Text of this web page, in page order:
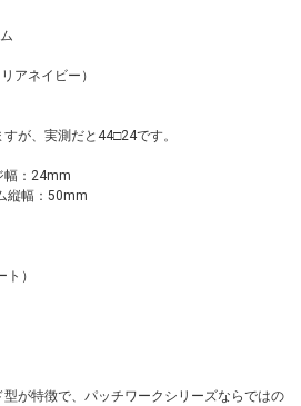
アネイビー）
が、実測だと44□24です。
幅：24mm
縦幅：50mm
）
が特徴で、パッチワークシリーズならではの